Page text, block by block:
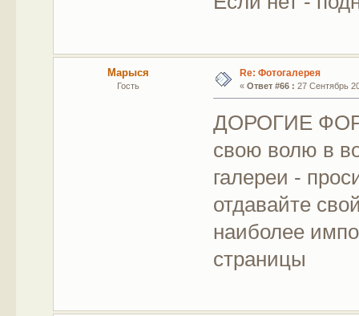
Марыся
Гость
Re: Фотогалерея
« Ответ #66 : 27 Сентябрь
ДОРОГИЕ
свою волю в
галереи -
отдавайте
наиболее
страницы